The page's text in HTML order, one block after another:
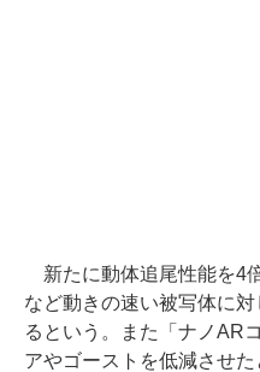
新たに動体追尾性能を4
など動きの速い被写体に
るという。また「ナノAR
アやゴーストを低減させた